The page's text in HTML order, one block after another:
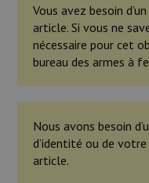
Vous avez besoin
article. Si vous ne
nécessaire pour cet
bureau des armes à
Nous avons besoin
d’identité ou de
article.